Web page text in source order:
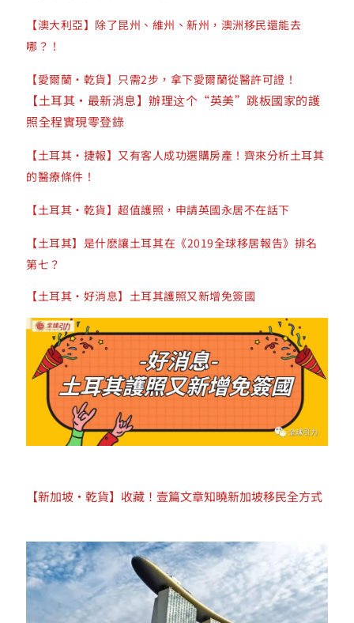
【澳大利亞】除了昆州、維州、新州，澳洲移民還能去
哪？！
【愛爾蘭·乾貨】只需2步，拿下愛爾蘭從醫許可證！
【土耳其·最新消息】辦理这个“英美”跳板國家的護
照全程實現零登錄
【土耳其·捷報】又有客人成功選購房產！齊來分析土耳其
的醫療條件！
【土耳其·乾貨】超值護照，申請英國永居不在話下
【土耳其】是什麽讓土耳其在《2019全球移居報告》排名
第七？
【土耳其·好消息】土耳其護照又新增免簽國
【新加坡·乾貨】收藏！ 壹篇文章知曉新加坡移民全方式